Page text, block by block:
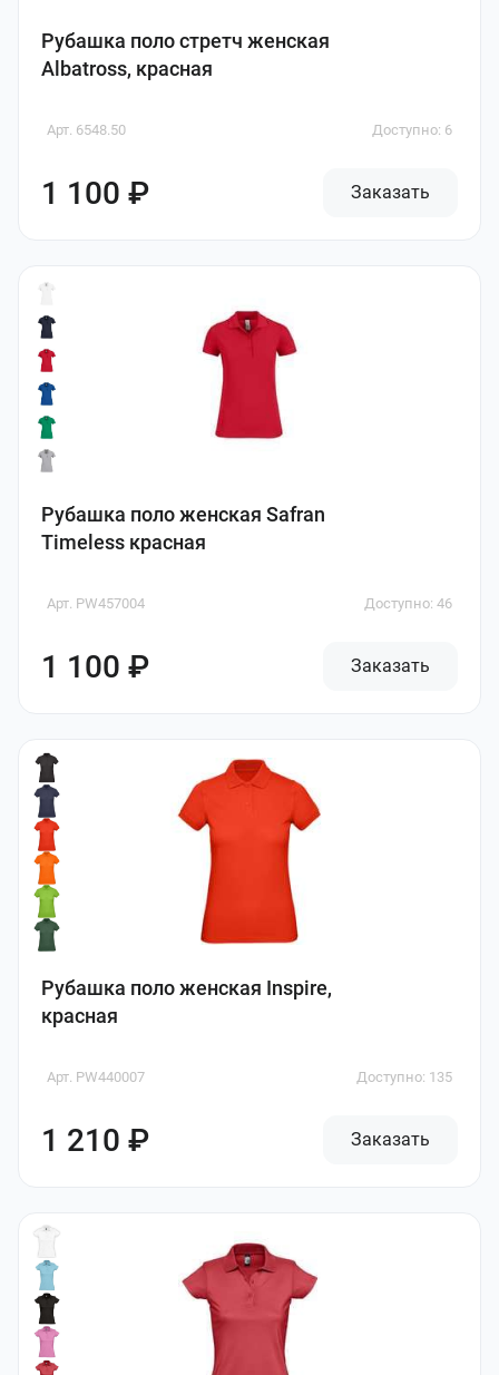
Рубашка поло стретч женская
Albatross, красная
Арт. 6548.50 Доступно: 6
1 100 ₽ Заказать
Рубашка поло женская Safran
Timeless красная
Арт. PW457004 Доступно: 46
1 100 ₽ Заказать
Рубашка поло женская Inspire,
красная
Арт. PW440007 Доступно: 135
1 210 ₽ Заказать